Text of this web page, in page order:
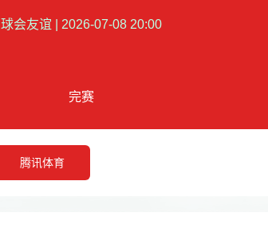
球会友谊 2026-07-08 20:00
完赛
腾讯体育